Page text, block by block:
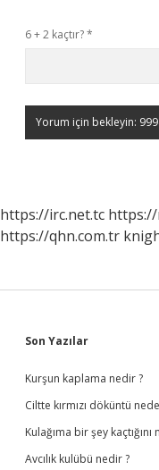
6 + 2 kaçtır?*
https://irc.net.tc https://
https://qhn.com.tr
Sidebar
Son Yazılar
Kurşun kaplama nedir ?
Ciltte kırmızı döküntü
Kulağıma bir şey kaçtığını
Avcılık kulübü nedir ?